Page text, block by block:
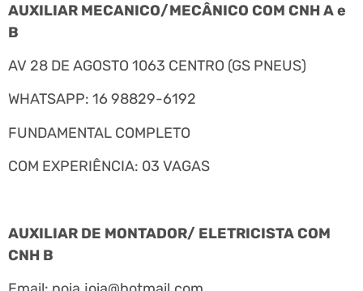
AUXILIAR MECANICO/MECÂNICO COM CNH A e
B
AV 28 DE AGOSTO 1063 CENTRO (GS PNEUS)
WHATSAPP: 16 98829-6192
FUNDAMENTAL COMPLETO
COM EXPERIÊNCIA: 03 VAGAS
AUXILIAR DE MONTADOR/ ELETRICISTA COM
CNH B